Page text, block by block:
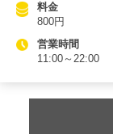
料金
800円
営業時間
11:00～22:00